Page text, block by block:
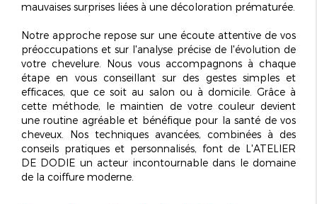
mauvaises surprises liées à une décoloration prématurée.
Notre approche repose sur une écoute attentive de vos
préoccupations et sur l'analyse précise de l'évolution de
votre chevelure. Nous vous accompagnons à chaque
étape en vous conseillant sur des gestes simples et
efficaces, que ce soit au salon ou à domicile. Grâce à
cette méthode, le maintien de votre couleur devient
uneroutine agréable et bénéfiquepour la santé de vos
cheveux. Nos techniques avancées, combinées à des
conseils pratiques et personnalisés, font de L'ATELIER
DE DODIE un acteur incontournable dans le domaine
de la coiffure moderne.